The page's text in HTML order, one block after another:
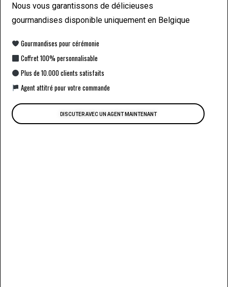
Nous vous garantissons de délicieuses
gourmandises disponible uniquement en Belgique
Gourmandises pour cérémonie
Coffret 100% personnalisable
Plus de 10.000 clients satisfaits
Agent attitré pour votre commande
DISCUTER AVEC UN AGENT MAINTENANT